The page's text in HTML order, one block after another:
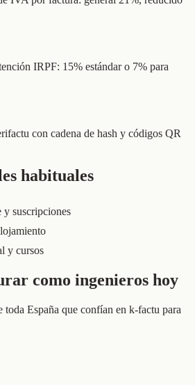
IRPF: 15% estándar o 7% para
con cadena de hash y códigos QR
habituales
y suscripciones
y cursos
como ingenieros hoy
toda España que confían en k-factu para